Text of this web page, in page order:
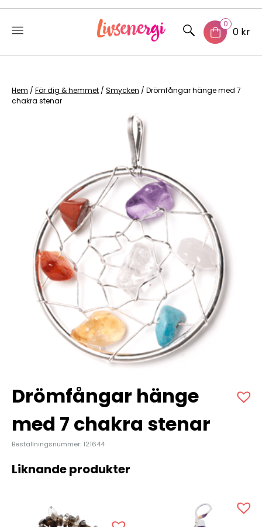
content
0
0 kr
Hem / För dig & hemmet / Smycken / Drömfångar hänge med 7
chakra stenar
Drömfångar hänge
med 7 chakra stenar
Beställningsnummer: 121644
Liknande produkter